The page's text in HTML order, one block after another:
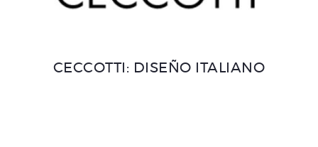
CECCOTTI: DISEÑO ITALIANO